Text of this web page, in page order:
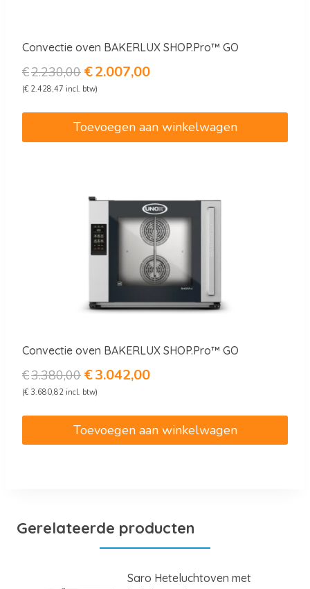
Convectie oven BAKERLUX SHOP.Pro™ GO
€2.230,00 Oorspronkelijke
prijs
was:
€2.230,00.
€2.007,00Huidige
€2.007,00.
(€ 2.428,47 incl. btw)
Toevoegen aan winkelwagen
Convectie oven BAKERLUX SHOP.Pro™ GO
€3.380,00 Oorspronkelijke
was:
€3.380,00.
€3.042,00Huidige
€3.042,00.
(€ 3.680,82 incl. btw)
Toevoegen aan winkelwagen
Gerelateerde producten
Saro Heteluchtoven met